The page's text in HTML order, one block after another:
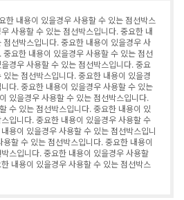
내용이 있을경우 사용할 수 있는 점선박스
사용할 수 있는 점선박스입니다. 중요한 내
선박스입니다. 중요한 내용이 있을경우 사
요한 내용이 있을경우 사용할 수 있는 점선
경우 사용할 수 있는 점선박스입니다. 중요
는 점선박스입니다. 중요한 내용이 있을경
다. 중요한 내용이 있을경우 사용할 수 있는
있을경우 사용할 수 있는 점선박스입니다.
수 있는 점선박스입니다. 중요한 내용이 있
입니다. 중요한 내용이 있을경우 사용할 수
용이 있을경우 사용할 수 있는 점선박스입니
할 수 있는 점선박스입니다. 중요한 내용이
스입니다. 중요한 내용이 있을경우 사용할
내용이 있을경우 사용할 수 있는 점선박스